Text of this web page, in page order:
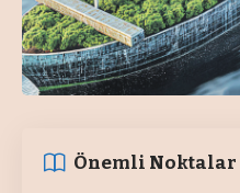
Önemli Noktalar